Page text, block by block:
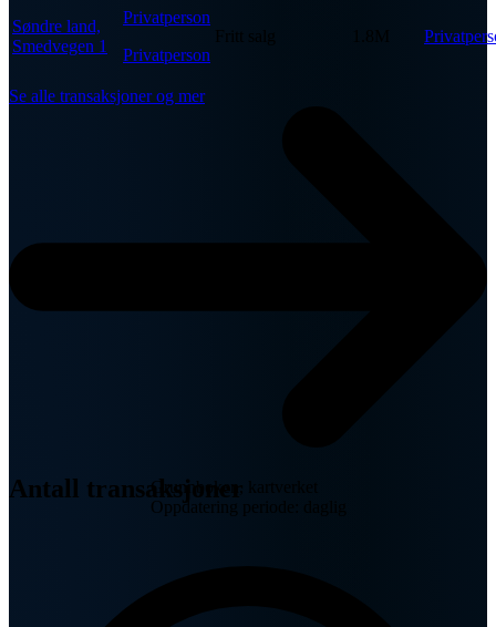
Søndre land,
Smedvegen 1
Privatperson
Privatperson
Fritt salg
Se alle transaksjoner og mer
Antall transaksjoner
Grunnboken, kartverket
Oppdatering periode: daglig